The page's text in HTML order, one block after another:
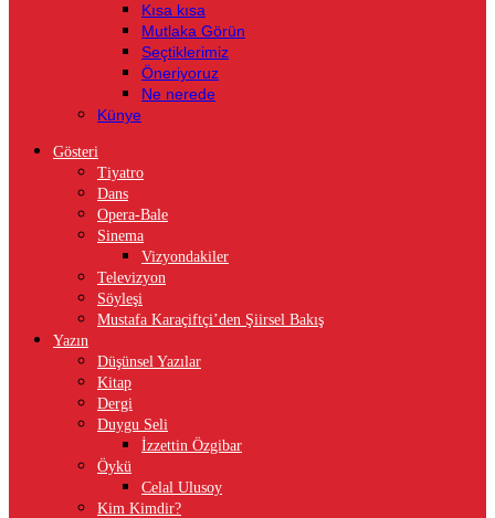
Kısa kısa
Mutlaka Görün
Seçtiklerimiz
Öneriyoruz
Ne nerede
Künye
Gösteri
Tiyatro
Dans
Opera-Bale
Sinema
Vizyondakiler
Televizyon
Söyleşi
Mustafa Karaçiftçi’den Şiirsel Bakış
Yazın
Düşünsel Yazılar
Kitap
Dergi
Duygu Seli
İzzettin Özgibar
Öykü
Celal Ulusoy
Kim Kimdir?